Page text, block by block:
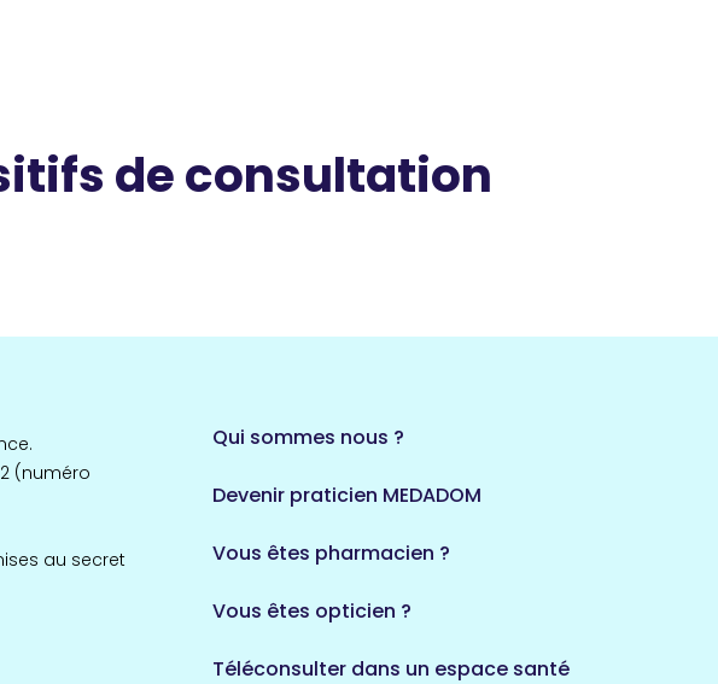
de consultation
(numéro
au secret
Qui sommes nous ?
Devenir praticien MEDADOM
Vous êtes pharmacien ?
Vous êtes opticien ?
Téléconsulter dans un espace santé